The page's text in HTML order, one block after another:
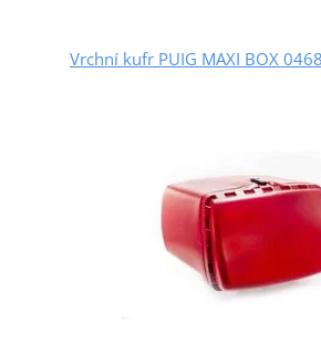
Vrchní kufr PUIG MAXI BOX